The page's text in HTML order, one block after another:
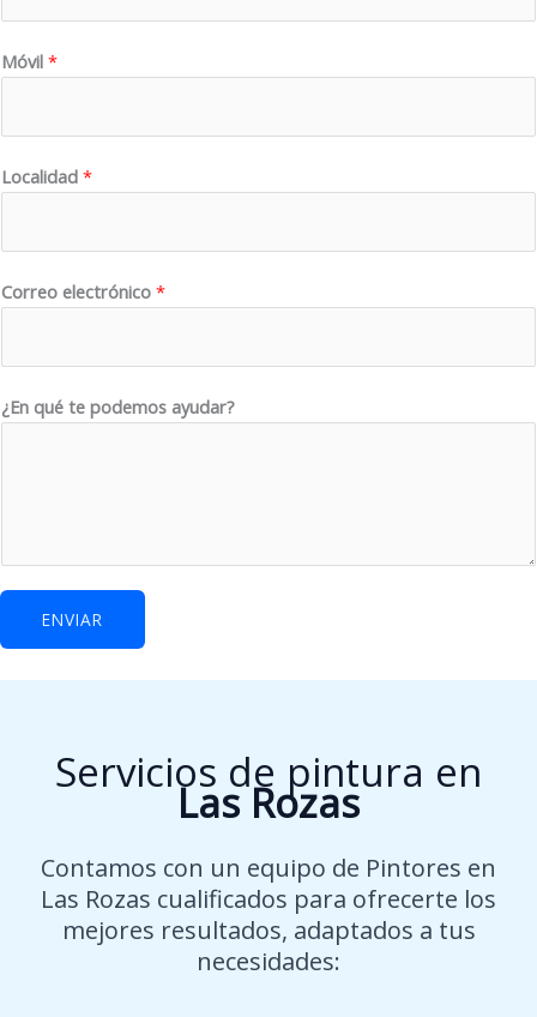
Móvil *
Localidad *
Correo electrónico *
¿En qué te podemos ayudar?
ENVIAR
Servicios de pintura en
Las Rozas
Contamos con un equipo de Pintores en
Las Rozas cualificados para ofrecerte los
mejores resultados, adaptados a tus
necesidades: